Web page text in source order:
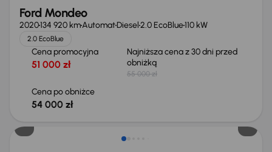
Ford Mondeo
2020134 920 kmAutomatDiesel2.0 EcoBlue110 kW
2.0 EcoBlue
Cena promocyjna
51 000 zł
Najniższa cena z 30 dni przed
obniżką
55 000 zł
Cena po obniżce
54 000 zł
Taniej o 1 000 zł